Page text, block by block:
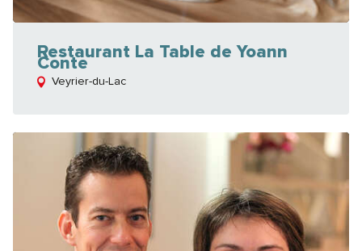
Restaurant La Table de Yoann
Conte
Veyrier-du-Lac